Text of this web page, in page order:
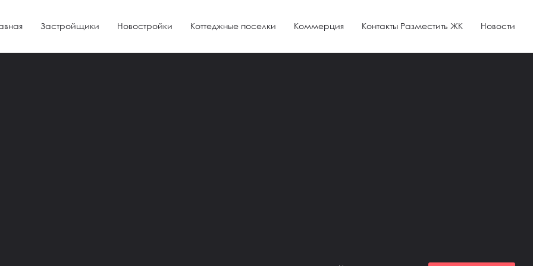
Застройщики Новостройки Коттеджные поселки Коммерция Контакты Разместить ЖК Новости